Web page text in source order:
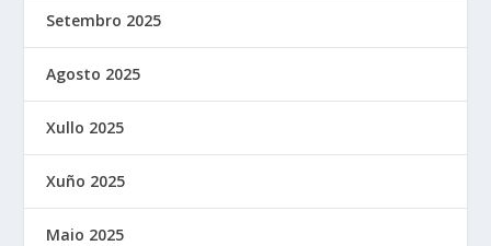
Setembro 2025
Agosto 2025
Xullo 2025
Xuño 2025
Maio 2025